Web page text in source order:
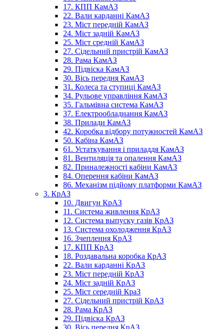
17. КПП КамАЗ
22. Вали карданні КамАЗ
23. Міст передній КамАЗ
24. Міст задній КамАЗ
25. Міст средній КамАЗ
27. Сідельний пристрій КамАЗ
28. Рама КамАЗ
29. Підвіска КамАЗ
30. Вісь передня КамАЗ
31. Колеса та ступиці КамАЗ
34. Рульове управління КамАЗ
35. Гальмівна система КамАЗ
37. Електрообладнання КамАЗ
38. Прилади КамАЗ
42. Коробка відбору потужностей КамАЗ
50. Кабіна КамАЗ
61. Устаткування і приладдя КамАЗ
81. Вентиляція та опалення КамАЗ
82. Приналежності кабіни КамАЗ
84. Оперення кабіни КамАЗ
86. Механізм підйому платформи КамАЗ
3. КрАЗ
10. Двигун КрАЗ
11. Система живлення КрАЗ
12. Система выпуску газів КрАЗ
13. Система охолодження КрАЗ
16. Зчеплення КрАЗ
17. КПП КрАЗ
18. Роздавальна коробка КрАЗ
22. Вали карданні КрАЗ
23. Міст передній КрАЗ
24. Міст задній КрАЗ
25. Міст середній КраЗ
27. Сідельний пристрій КрАЗ
28. Рама КрАЗ
29. Підвіска КрАЗ
30. Вісь передня КрАЗ